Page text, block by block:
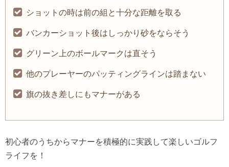
ショットの時は前の組と十分な距離を取る
バンカーショット後はしっかり砂をならそう
グリーン上のボールマークは直そう
他のプレーヤーのパッティングラインは踏まない
旗の抜き差しにもマナーがある
初心者のうちからマナーを積極的に実践して楽しいゴルフ
ライフを！